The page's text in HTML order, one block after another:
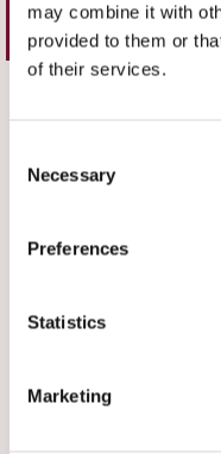
may combine it with
provided to them or
of their services.
Selection
Necessary
Preferences
Statistics
Marketing
Bussarong Tidlös i varm röd